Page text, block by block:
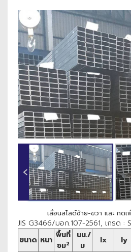
‹
เลื่อนสไลด์ซ้าย-ขวา และ กดเ
JIS G3466/มอก.107-2561, เกรด :
ขนาด หนา พื้นที่
ซม2
นน./
ม
Ix Iy